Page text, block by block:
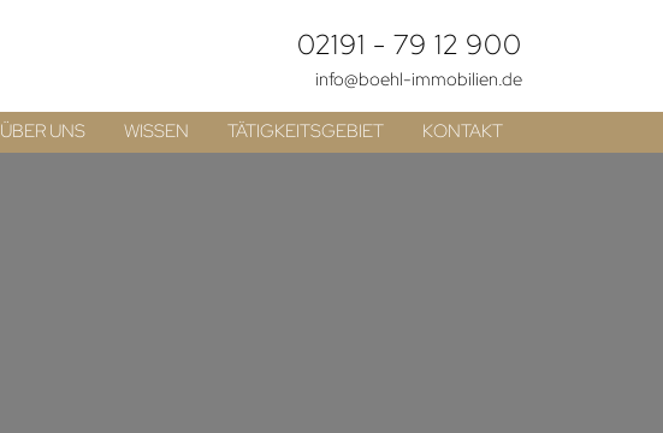
02191 - 79 12 900
info@boehl-immobilien.de
ÜBER UNS WISSEN TÄTIGKEITSGEBIET KONTAKT